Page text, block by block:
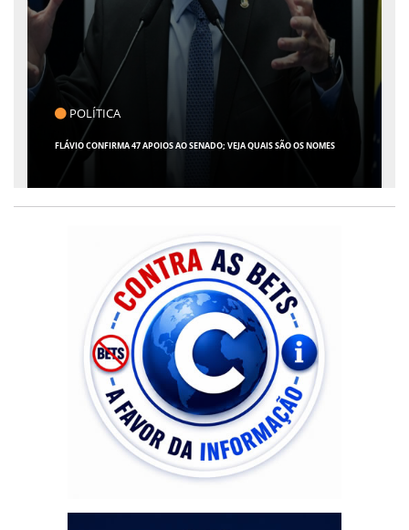
CLICK INDICA
GIRO POR SERGIPE, BRASIL E MUNDO - 07 DE AGOSTO DE 2026